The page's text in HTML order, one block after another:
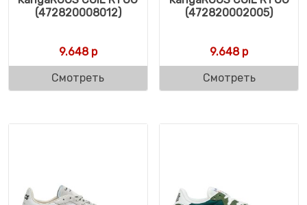
(472820008012)
9.648р
Смотреть
(472820002005)
9.648р
Смотреть